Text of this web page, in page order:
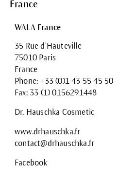
France
WALA France
35 Rue d’Hauteville
75010 Paris
France
Phone: +33 (0)1 43 55 45 50
Fax: 33 (1) 0156291448
Dr. Hauschka Cosmetic
www.drhauschka.fr
contact@drhauschka.fr
Facebook